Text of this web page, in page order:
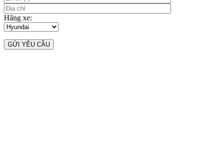
Hãng xe: